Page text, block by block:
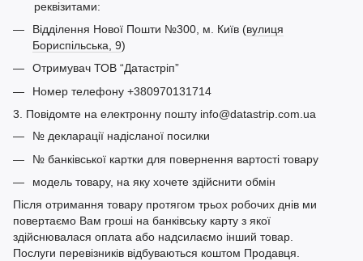
реквізитами:
Відділення Нової Пошти №300, м. Київ (вулиця
Бориспільська, 9)
Отримувач ТОВ “Датастріп”
Номер телефону +380970131714
3. Повідомте на електронну пошту info@datastrip.com.ua
№ декларації надісланої посилки
№ банківської картки для повернення вартості товару
модель товару, на яку хочете здійснити обмін
Після отримання товару протягом трьох робочих днів ми
повертаємо Вам гроші на банківську карту з якої
здійснювалася оплата або надсилаємо інший товар.
Послуги перевізників відбуваються коштом Продавця.